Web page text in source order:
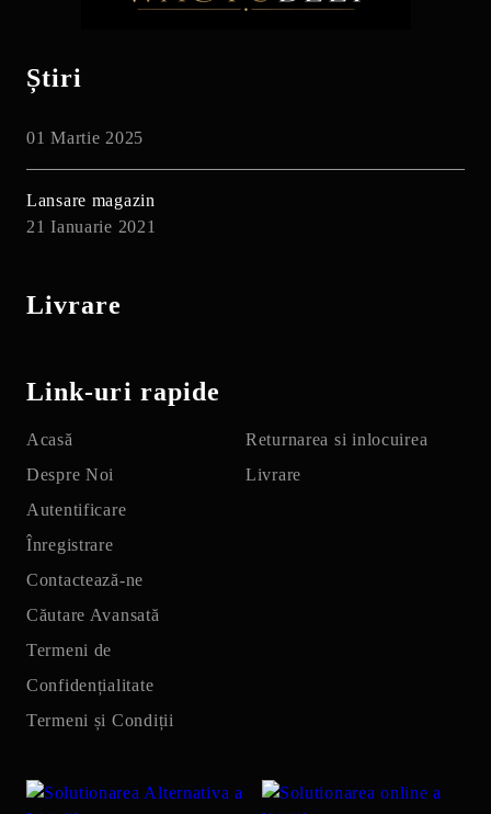
Știri
01 Martie 2025
Lansare magazin
21 Ianuarie 2021
Livrare
Link-uri rapide
Acasă
Despre Noi
Autentificare
Înregistrare
Contactează-ne
Căutare Avansată
Termeni de
Confidențialitate
Termeni și Condiții
Returnarea si inlocuirea
Livrare